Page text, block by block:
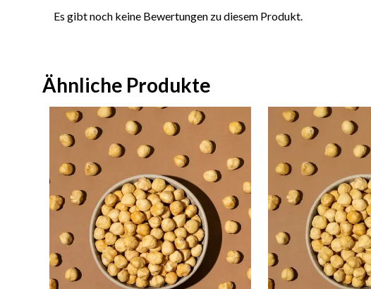
Es gibt noch keine Bewertungen zu diesem Produkt.
Ähnliche Produkte